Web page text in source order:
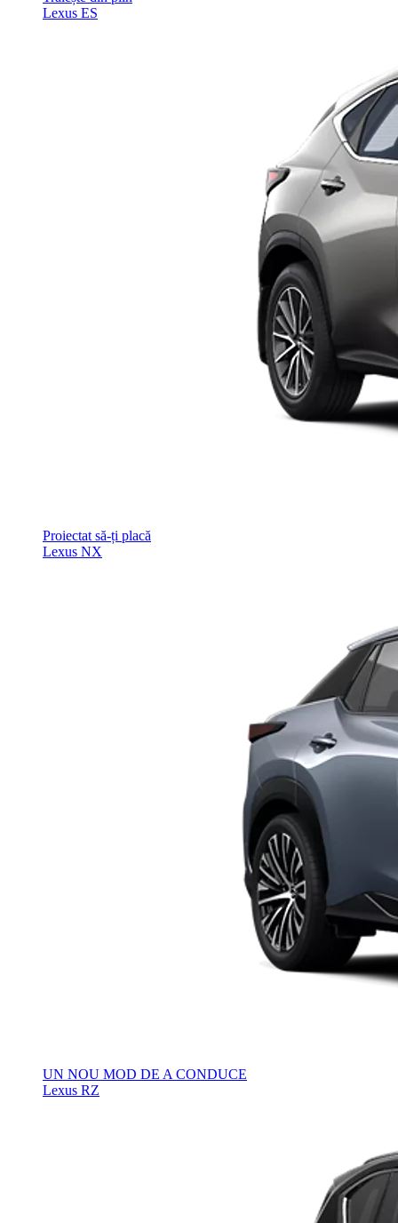
Lexus ES
Proiectat să-ți placă
Lexus NX
UN NOU MOD DE A CONDUCE
Lexus RZ